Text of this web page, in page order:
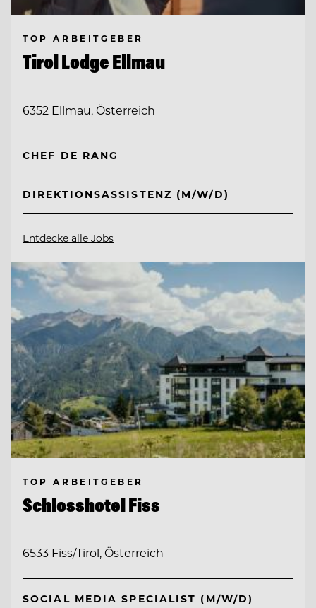
TOP ARBEITGEBER
Tirol Lodge Ellmau
6352 Ellmau, Österreich
CHEF DE RANG
DIREKTIONSASSISTENZ (M/W/D)
Entdecke alle Jobs
TOP ARBEITGEBER
Schlosshotel Fiss
6533 Fiss/Tirol, Österreich
SOCIAL MEDIA SPECIALIST (M/W/D)